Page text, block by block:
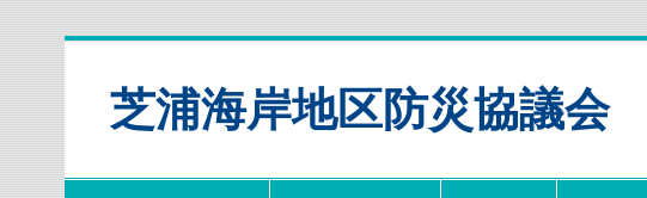
芝浦海岸地区防災協議会